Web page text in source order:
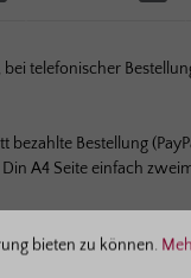
telefonischer
Bestellung
A4 Seite einfach
bieten zu können.